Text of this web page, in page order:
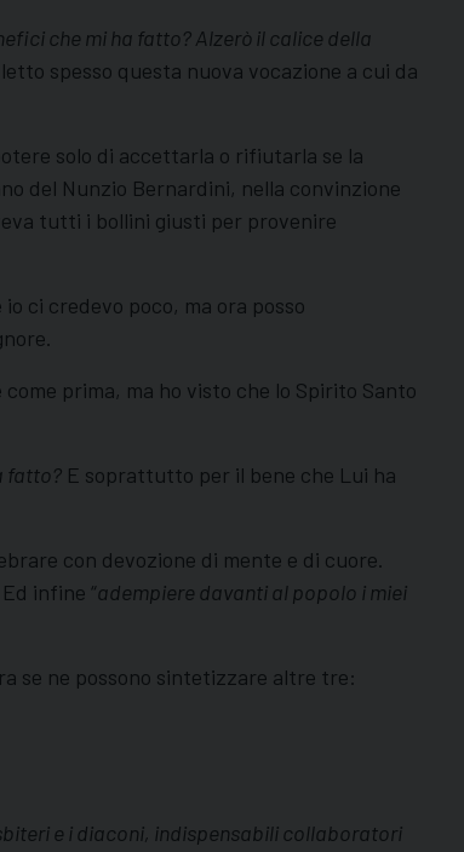
che mi ha fatto? Alzerò il calice della
spesso questa nuova vocazione a cui da
solo di accettarla o rifiutarla se la
del Nunzio Bernardini, nella convinzione
tutti i bollini giusti per provenire
ci credevo poco, ma ora posso
prima, ma ho visto che lo Spirito Santo
fatto? E soprattutto per il bene che Lui ha
con devozione di mente e di cuore.
infine “adempiere davanti al popolo i miei
se ne possono sintetizzare altre tre:
e i diaconi, indispensabili collaboratori